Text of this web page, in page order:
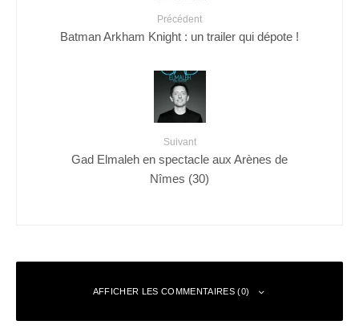
Précédent
Batman Arkham Knight : un trailer qui dépote !
Suivant
Gad Elmaleh en spectacle aux Arènes de
Nîmes (30)
AFFICHER LES COMMENTAIRES (0)